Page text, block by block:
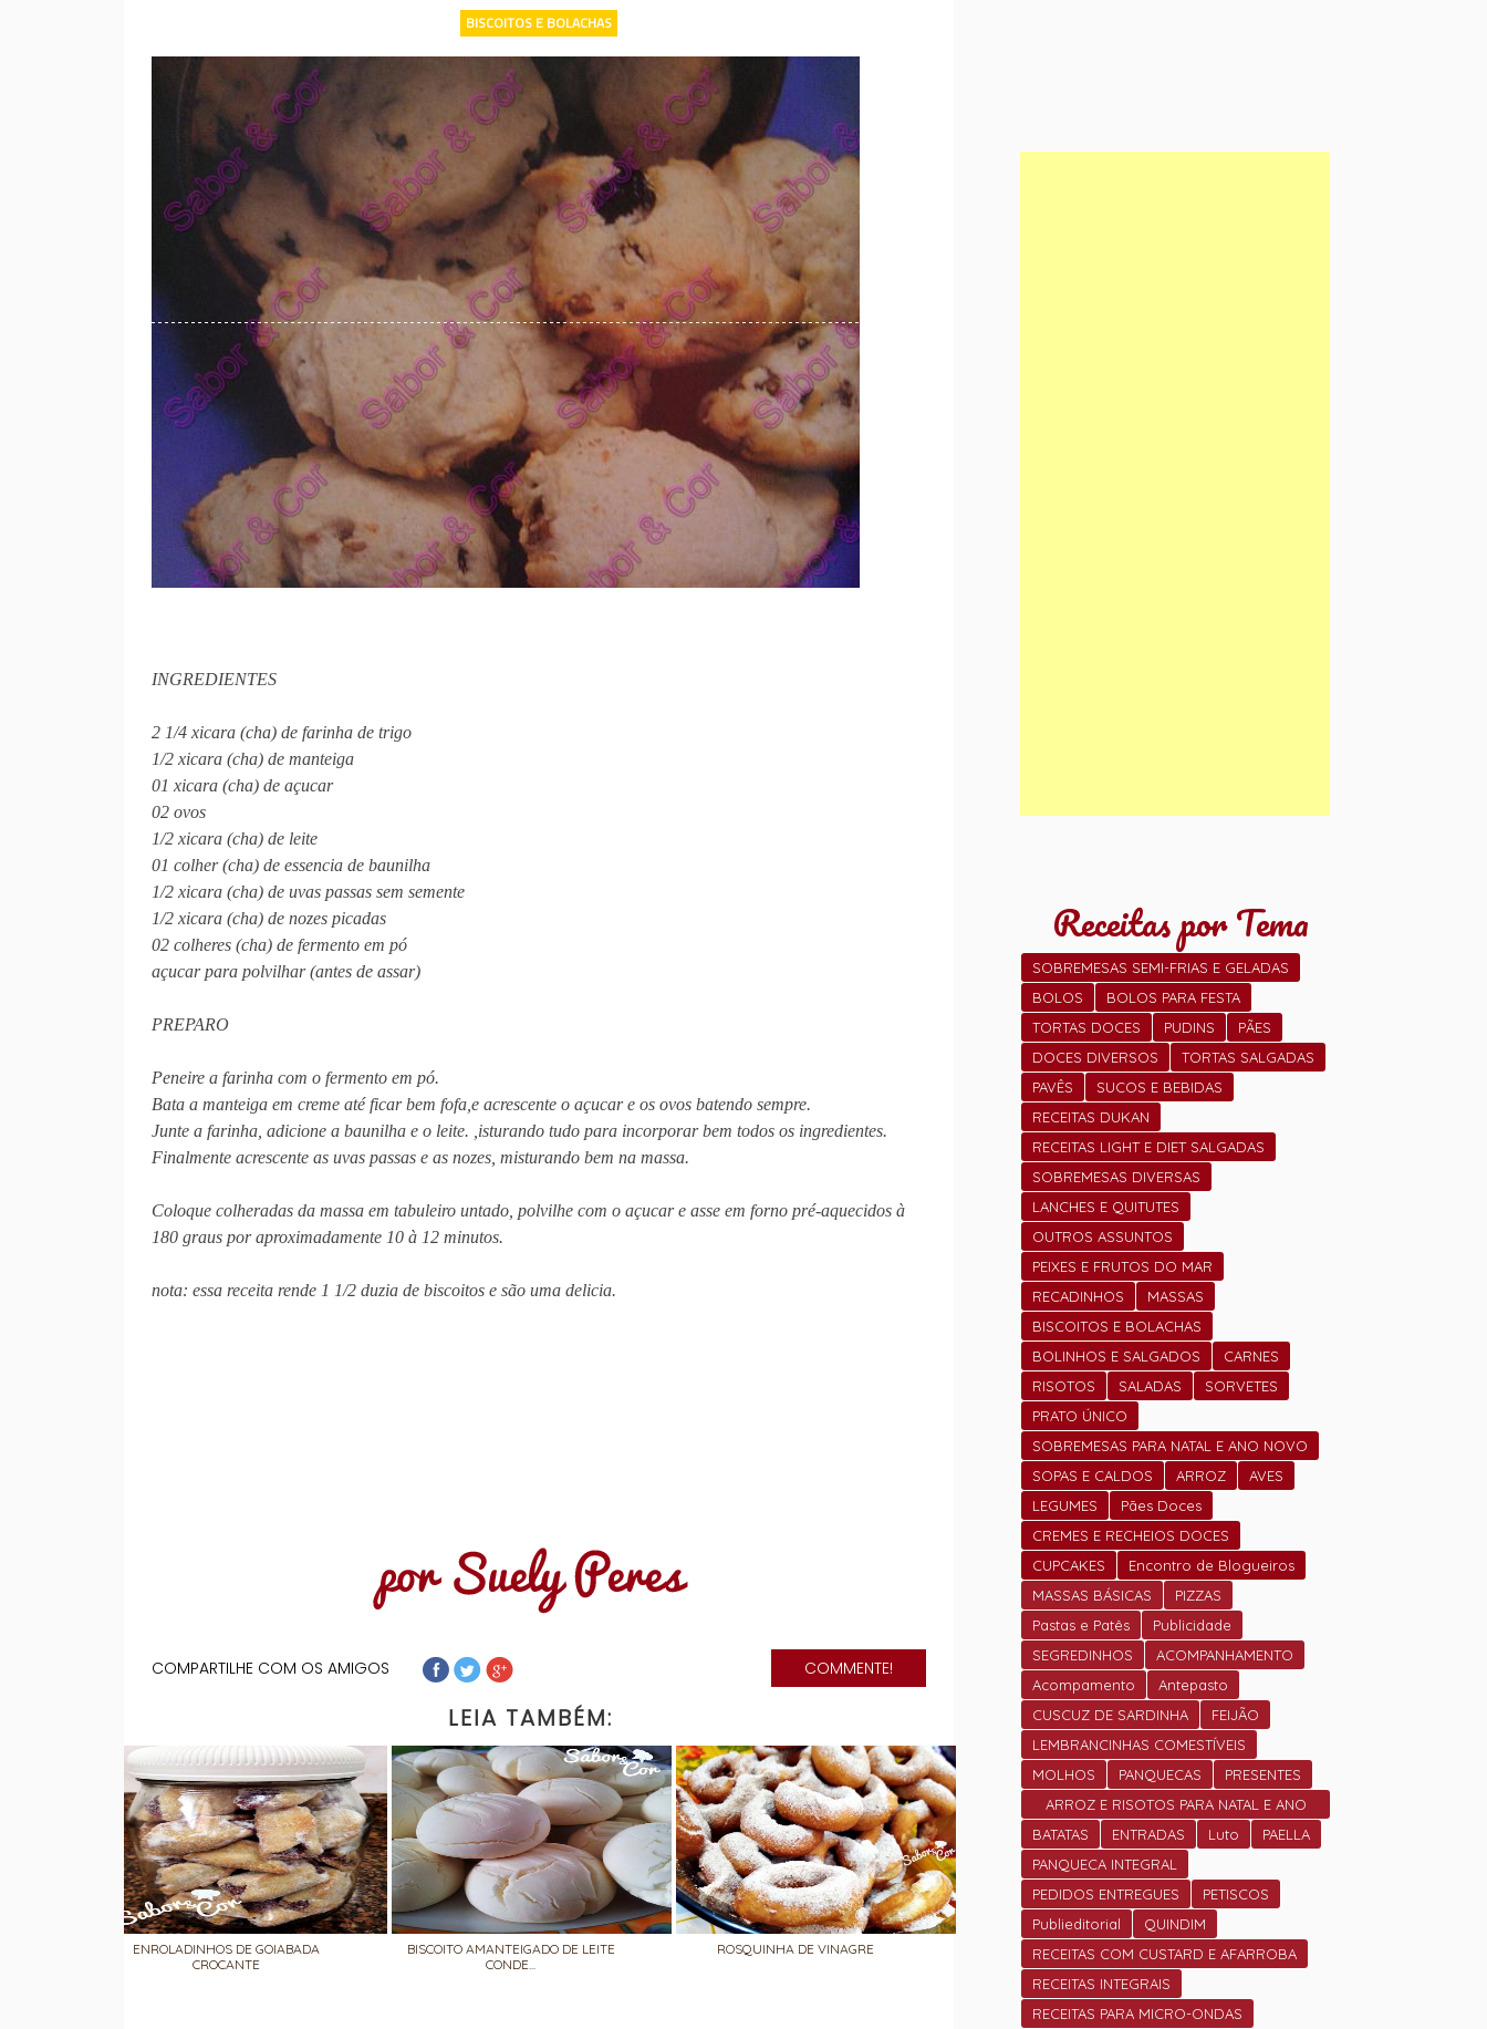
BISCOITOS E BOLACHAS
INGREDIENTES
2 1/4 xicara (cha) de farinha de trigo
1/2 xicara (cha) de manteiga
01 xicara (cha) de açucar
02 ovos
1/2 xicara (cha) de leite
01 colher (cha) de essencia de baunilha
1/2 xicara (cha) de uvas passas sem semente
1/2 xicara (cha) de nozes picadas
02 colheres (cha) de fermento em pó
açucar para polvilhar (antes de assar)
PREPARO
Peneire a farinha com o fermento em pó.
Bata a manteiga em creme até ficar bem fofa,e acrescente o açucar e os ovos batendo sempre.
Junte a farinha, adicione a baunilha e o leite. ,isturando tudo para incorporar bem todos os ingredientes.
Finalmente acrescente as uvas passas e as nozes, misturando bem na massa.
Coloque colheradas da massa em tabuleiro untado, polvilhe com o açucar e asse em forno pré-aquecidos à
180 graus por aproximadamente 10 à 12 minutos.
nota: essa receita rende 1 1/2 duzia de biscoitos e são uma delicia.
COMMENTE!
COMPARTILHE COM OS AMIGOS
LEIA TAMBÉM:
ENROLADINHOS DE GOIABADA
CROCANTE
BISCOITO AMANTEIGADO DE LEITE
CONDE...
ROSQUINHA DE VINAGRE
Receitas por Tema
SOBREMESAS SEMI-FRIAS E GELADAS
BOLOS
BOLOS PARA FESTA
TORTAS DOCES
PUDINS
PÃES
DOCES DIVERSOS
TORTAS SALGADAS
PAVÊS
SUCOS E BEBIDAS
RECEITAS DUKAN
RECEITAS LIGHT E DIET SALGADAS
SOBREMESAS DIVERSAS
LANCHES E QUITUTES
OUTROS ASSUNTOS
PEIXES E FRUTOS DO MAR
RECADINHOS
MASSAS
BISCOITOS E BOLACHAS
BOLINHOS E SALGADOS
CARNES
RISOTOS
SALADAS
SORVETES
PRATO ÚNICO
SOBREMESAS PARA NATAL E ANO NOVO
SOPAS E CALDOS
ARROZ
AVES
LEGUMES
Pães Doces
CREMES E RECHEIOS DOCES
CUPCAKES
Encontro de Blogueiros
MASSAS BÁSICAS
PIZZAS
Pastas e Patês
Publicidade
SEGREDINHOS
ACOMPANHAMENTO
Acompamento
Antepasto
CUSCUZ DE SARDINHA
FEIJÃO
LEMBRANCINHAS COMESTÍVEIS
MOLHOS
PANQUECAS
PRESENTES
ARROZ E RISOTOS PARA NATAL E ANO
NOVO
BATATAS ENTRADAS Luto
PAELLA
PANQUECA INTEGRAL
PEDIDOS ENTREGUES
PETISCOS
Publieditorial
QUINDIM
RECEITAS COM CUSTARD E AFARROBA
RECEITAS INTEGRAIS
RECEITAS PARA MICRO-ONDAS